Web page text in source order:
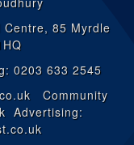
85 Myrdle
0203 633 2545
Community
Advertising: